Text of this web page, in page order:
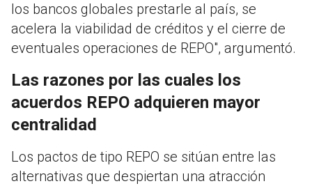
los bancos globales prestarle al país, se
acelera la viabilidad de créditos y el cierre de
eventuales operaciones de REPO", argumentó.
Las razones por las cuales los
acuerdos REPO adquieren mayor
centralidad
Los pactos de tipo REPO se sitúan entre las
alternativas que despiertan una atracción